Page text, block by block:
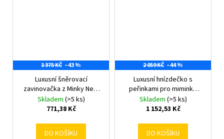
1 375 KČ –43 %
Luxusní šněrovací
zavinovačka z Minky New
Baby bílá 75x75 cm
Skladem (>5 ks)
771,38 Kč
DO KOŠÍKU
2 059 KČ –44 %
Luxusní hnízdečko s
peřinkami pro miminko
New Baby hvězdy šedé
Skladem (>5 ks)
1 152,53 Kč
DO KOŠÍKU